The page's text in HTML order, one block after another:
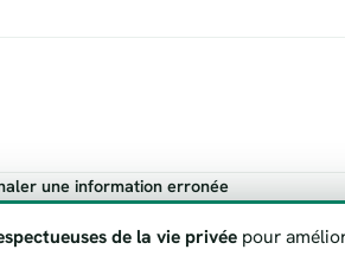
une information erronée
de danger vital, appelez toujours le 112.
de la vie privée pour